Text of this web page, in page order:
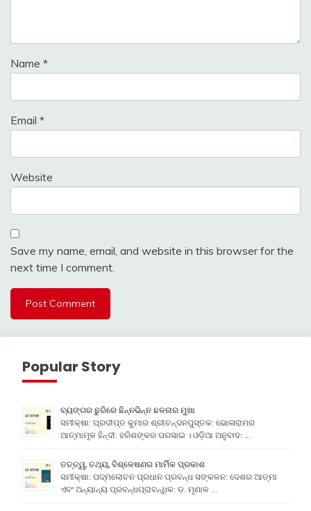
Name *
Email *
Website
Save my name, email, and website in this browser for the
next time I comment.
Popular Story
ବ୍ୟଙ୍ଗର ଛୁରିରେ ଛିନ୍ନଭିନ୍ନ ଛଳନାର ମୁଖା
ସମୀକ୍ଷା: ପ୍ରଦୀପ୍ତ କୁମାର ଶ୍ରୀଚନ୍ଦନପୁସ୍ତକ: ଭୋଳାରାମର
ଆତ୍ମାମୂଳ ହିନ୍ଦୀ: ହରିଶଙ୍କର ପରସାଇ । ଓଡ଼ିଆ ଅନୁବାଦ: …
ତତ୍ତ୍ୱ, ତଥ୍ୟ, ବିଶ୍ଳେଷଣର ମାର୍ମିକ ପ୍ରକାଶ
ସମୀକ୍ଷା: ପଦ୍ମଲୋଚନ ପ୍ରଧାନ ପ୍ରବନ୍ଧ ସଙ୍କଳନ: ଦେଶର ଆତ୍ମା
ଏବଂ ଅନ୍ୟାନ୍ୟ ପ୍ରବନ୍ଧପ୍ରାବନ୍ଧିକ: ଡ. ମୃଣାଳ …